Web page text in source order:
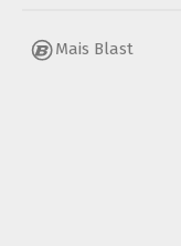
Mais Blast